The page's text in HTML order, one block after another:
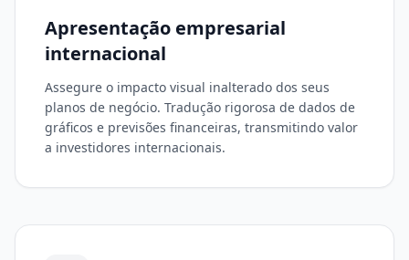
Apresentação empresarial
internacional
Assegure o impacto visual inalterado dos seus
planos de negócio. Tradução rigorosa de dados de
gráficos e previsões financeiras, transmitindo valor
a investidores internacionais.